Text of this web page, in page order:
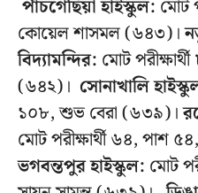
পাঁচগেছিয়াহাইস্কুল: মোট
কোয়েল শাসমল (৬৪৩)।
বিদ্যামন্দির: মোট
(৬৪২)। সোনাখালি
১০৮, শুভ বেরা (৬৩৯)।
মোট পরীক্ষার্থী ৬৪, পাশ
ভগবন্তপুর হাইস্কুল: মোট